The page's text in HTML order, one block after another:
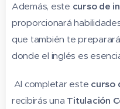
Además, este curso de
proporcionará
que también te
donde el inglés es
Al completar este curso
recibirás una Titulación